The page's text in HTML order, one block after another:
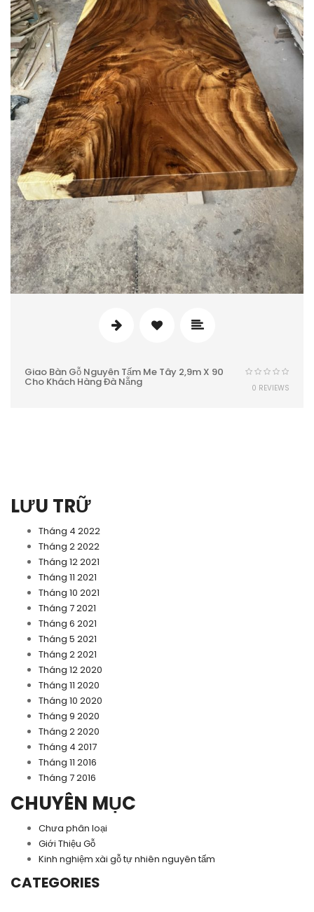
LƯU TRỮ
Tháng 4 2022
Tháng 2 2022
Tháng 12 2021
Tháng 11 2021
Tháng 10 2021
Tháng 7 2021
Tháng 6 2021
Tháng 5 2021
Tháng 2 2021
Tháng 12 2020
Tháng 11 2020
Tháng 10 2020
Tháng 9 2020
Tháng 2 2020
Tháng 4 2017
Tháng 11 2016
Tháng 7 2016
CHUYÊN MỤC
Chưa phân loại
Giới Thiệu Gỗ
Kinh nghiệm xài gỗ tự nhiên nguyên tấm
CATEGORIES
Giao Bàn Gỗ Nguyên Tấm Me Tây 2,9m X 90
Cho Khách Hàng Đà Nẵng 0 REVIEWS